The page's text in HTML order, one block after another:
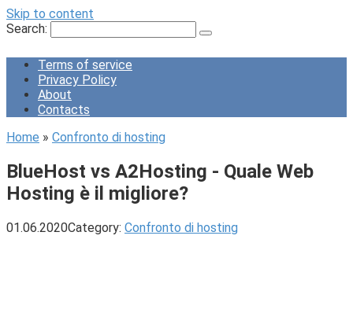
Skip to content
Search:
Terms of service
Privacy Policy
About
Contacts
Home » Confronto di hosting
BlueHost vs A2Hosting - Quale Web
Hosting è il migliore?
01.06.2020Category: Confronto di hosting